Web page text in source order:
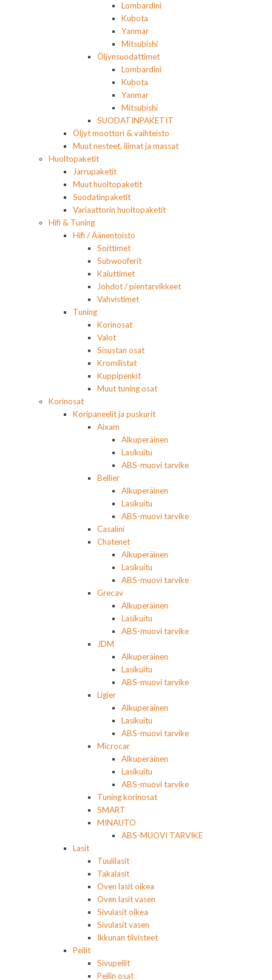
Lombardini
Kubota
Yanmar
Mitsubishi
Öljynsuodattimet
Lombardini
Kubota
Yanmar
Mitsubishi
SUODATINPAKETIT
Öljyt moottori & vaihteisto
Muut nesteet, liimat ja massat
Huoltopaketit
Jarrupaketit
Muut huoltopaketit
Suodatinpaketit
Variaattorin huoltopaketit
Hifi & Tuning
Hifi / Äänentoisto
Soittimet
Subwooferit
Kaiuttimet
Johdot / pientarvikkeet
Vahvistimet
Tuning
Korinosat
Valot
Sisustan osat
Kromilistat
Kuppipenkit
Muut tuning osat
Korinosat
Koripaneelit ja puskurit
Aixam
Alkuperäinen
Lasikuitu
ABS-muovi tarvike
Bellier
Alkuperäinen
Lasikuitu
ABS-muovi tarvike
Casalini
Chatenet
Alkuperäinen
Lasikuitu
ABS-muovi tarvike
Grecav
Alkuperäinen
Lasikuitu
ABS-muovi tarvike
JDM
Alkuperäinen
Lasikuitu
ABS-muovi tarvike
Ligier
Alkuperäinen
Lasikuitu
ABS-muovi tarvike
Microcar
Alkuperäinen
Lasikuitu
ABS-muovi tarvike
Tuning korinosat
SMART
MINAUTO
ABS-MUOVI TARVIKE
Lasit
Tuulilasit
Takalasit
Oven lasit oikea
Oven lasit vasen
Sivulasit oikea
Sivulasit vasen
Ikkunan tiivisteet
Peilit
Sivupeilit
Peilin osat